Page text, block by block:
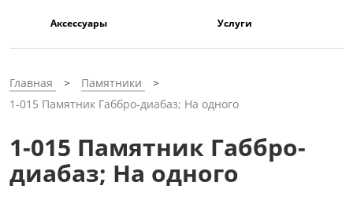
Аксессуары Услуги
Главная
Памятники
1-015 Памятник Габбро-диабаз; На одного
1-015 Памятник Габбро-
диабаз; На одного